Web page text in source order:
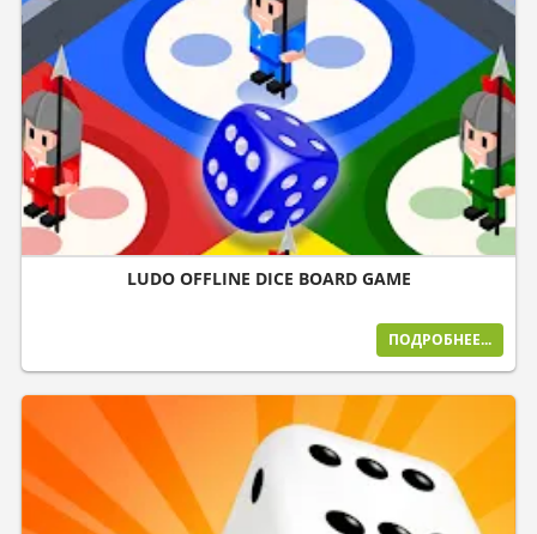
LUDO OFFLINE DICE BOARD GAME
ПОДРОБНЕЕ...